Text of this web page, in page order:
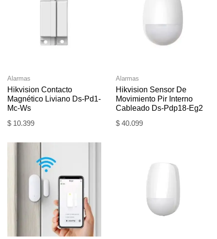
Alarmas
Hikvision Contacto
Magnético Liviano Ds-Pd1-
Mc-Ws
$ 10.399
Alarmas
Hikvision Sensor De
Movimiento Pir Interno
Cableado Ds-Pdp18-Eg2
$ 40.099